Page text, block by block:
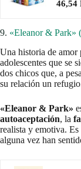
46,54
9. «Eleanor & Park»
Una historia de amor
adolescentes que se
dos chicos que, a
su relación un
«Eleanor & Park»
autoaceptación, la
realista y emotiva.
alguna vez han